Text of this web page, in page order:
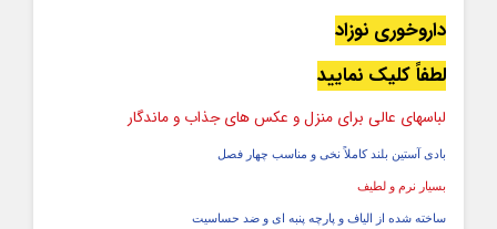
داروخوری نوزاد
لطفاً کلیک نمایید
لباسهای عالی برای منزل و عکس های جذاب و ماندگار
بادی آستین بلند کاملاً نخی و مناسب چهار فصل
بسیار نرم و لطیف
ساخته شده از الیاف و پارچه پنبه ای و ضد حساسیت